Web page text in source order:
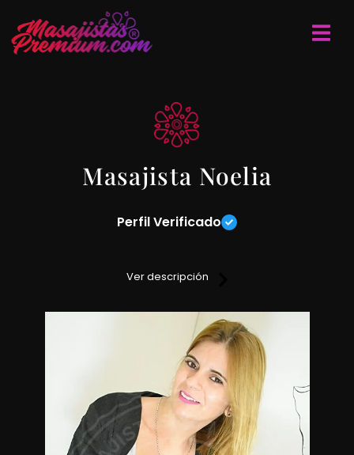
Masajista Noelia
Perfil Verificado
sobre camilla.
Excelente atención.
Me manejo con reservas anticipadas de turnos.
Si deseas más información sobre mi servicio entra en
contacto conmigo.
Masajistas en Microcentro.
Ver descripción